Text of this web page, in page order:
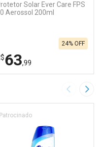
Solar Ever Care FPS
Aerossol 200ml
63,99
24% OFF
Laboratório
Por Menos
Imagem
Patrocinado